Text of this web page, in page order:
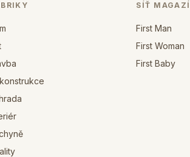
SÍŤ
First Man
First Woman
First Baby